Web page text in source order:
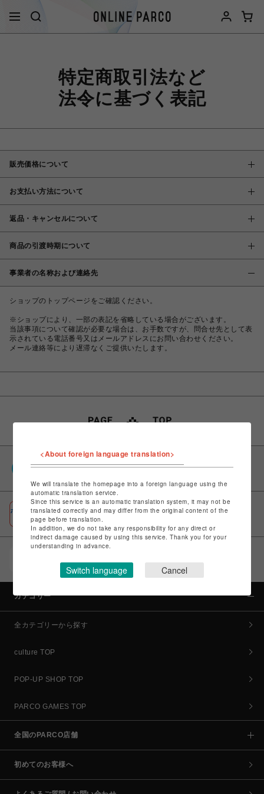
特定商取引法など
法令に基づく表記
販売価格について
お支払い方法について
返品・キャンセルについて
商品の引渡時期について
事業者の名称および連絡先
ショップのトップページをご確認ください。
※ショップにより、一部の表記を省略している場合がございます。
当該事項について確認が必要な場合は、お手数ですが、問合せ先として表
示されている電話番号又はメールアドレスにお問い合わせください。
メール連絡等により遅滞なくご提供いたします。
PARCOポイント
ポケパル払い
初回登録＆お買物で最大1,500円分のPARCOポイント進呈
コイン＆クーポンでPARCOでのお買い物がオトクに
カテゴリー
全カテゴリーから探す
culture TOP
POP-UP SHOP TOP
PARCO GAMES TOP
全国のPARCO店舗
初めてのお客様へ
<About foreign language translation>
We will translate the homepage into a foreign language using the
automatic translation service.
Since this service is an automatic translation system, it may not be
translated correctly and may differ from the original content of the
page before translation.
In addition, we do not take any responsibility for any direct or
indirect damage caused by using this service. Thank you for your
understanding in advance.
Switch language Cancel